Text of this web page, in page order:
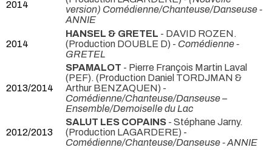
2014
version) Comédienne/Chanteuse/Danseuse -
ANNIE
2014
HANSEL & GRETEL - DAVID ROZEN.
(Production DOUBLE D) - Comédienne -
GRETEL
2013/2014
SPAMALOT - Pierre François Martin Laval
(PEF). (Production Daniel TORDJMAN &
Arthur BENZAQUEN) -
Comédienne/Chanteuse/Danseuse –
Ensemble/Demoiselle du Lac
2012/2013
SALUT LES COPAINS - Stéphane Jarny.
(Production LAGARDERE) -
Comédienne/Chanteuse/Danseuse - ANNIE